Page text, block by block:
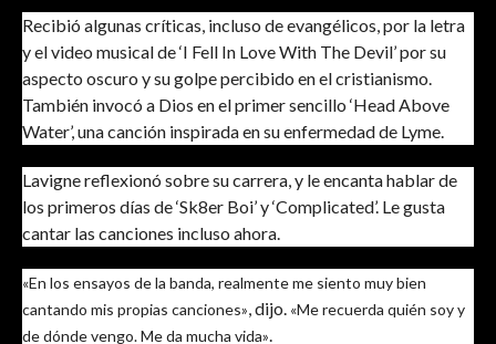
Recibió algunas críticas, incluso de evangélicos, por la letra
y el video musical de ‘I Fell In Love With The Devil’ por su
aspecto oscuro y su golpe percibido en el cristianismo.
También invocó a Dios en el primer sencillo ‘Head Above
Water’, una canción inspirada en su enfermedad de Lyme.
Lavigne reflexionó sobre su carrera, y le encanta hablar de
los primeros días de ‘Sk8er Boi’ y ‘Complicated’. Le gusta
cantar las canciones incluso ahora.
«En los ensayos de la banda, realmente me siento muy bien
cantando mis propias canciones» , dijo. «Me recuerda quién soy y
de dónde vengo. Me da mucha vida»